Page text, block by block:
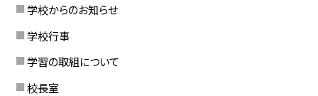
学校からのお知らせ
学校行事
学習の取組について
校長室